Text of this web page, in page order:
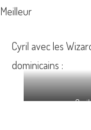
Meilleur
Cyril avec les
dominicains :